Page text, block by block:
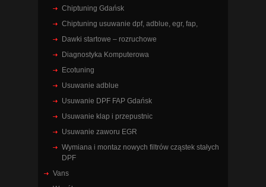
Chiptuning Gdańsk
Chiptuning usuwanie dpf, adblue, egr, fap,
Dawki startowe – rozruchowe
Diagnostyka Komputerowa
Ecotuning
Usuwanie adblue
Usuwanie DPF FAP Gdańsk
Usuwanie klap i przepustnic
Usuwanie zaworu EGR
Wymiana i montaz nowych filtrów cząstek stałych
DPF
Vans